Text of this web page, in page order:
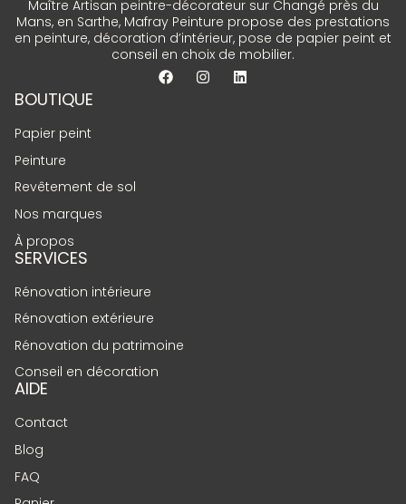
Maître Artisan peintre-décorateur sur Changé près du
Mans, en Sarthe, Mafray Peinture propose des prestations
en peinture, décoration d’intérieur, pose de papier peint et
conseil en choix de mobilier.
BOUTIQUE
Papier peint
Peinture
Revêtement de sol
Nos marques
À propos
SERVICES
Rénovation intérieure
Rénovation extérieure
Rénovation du patrimoine
Conseil en décoration
AIDE
Contact
Blog
FAQ